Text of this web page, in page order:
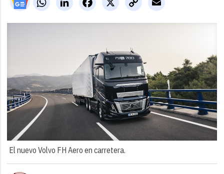
Link
El nuevo Volvo FH Aero en carretera.